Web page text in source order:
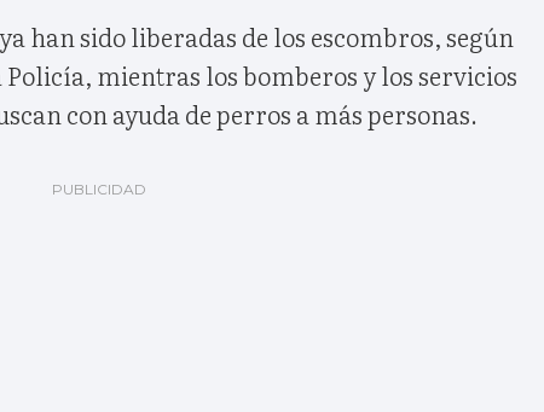
han sido liberadas de los escombros, según
mientras los bomberos y los servicios
con ayuda de perros a más personas.